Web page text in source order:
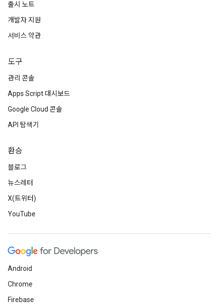
출시 노트
개발자 지원
서비스 약관
도구
관리 콘솔
Apps Script 대시보드
Google Cloud 콘솔
API 탐색기
환승
블로그
뉴스레터
X(트위터)
YouTube
Android
Chrome
Firebase